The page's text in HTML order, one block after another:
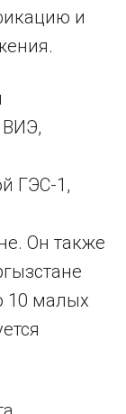
и
ВИЭ,
ГЭС-1,
Он также
10 малых